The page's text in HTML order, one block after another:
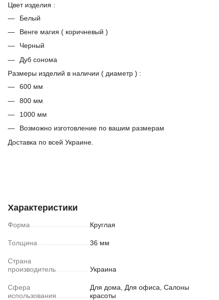
Цвет изделия :
Белый
Венге магия ( коричневый )
Черный
Дуб сонома
Размеры изделий в наличии ( диаметр ) :
600 мм
800 мм
1000 мм
Возможно изготовление по вашим размерам
Доставка по всей Украине.
Характеристики
Форма Круглая
Толщина 36 мм
Страна
производитель
Украина
Сфера
использования
Для дома, Для офиса, Салоны
красоты